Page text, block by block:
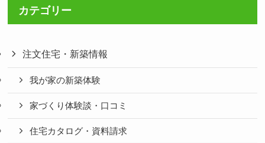
カテゴリー
注文住宅・新築情報
我が家の新築体験
家づくり体験談・口コミ
住宅カタログ・資料請求